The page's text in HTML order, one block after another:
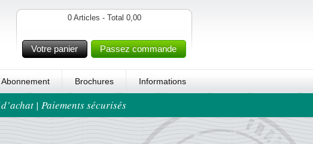
0 Articles - Total 0,00
Votre panier Passez commande
Abonnement Brochures Informations
| Paiements sécurisés